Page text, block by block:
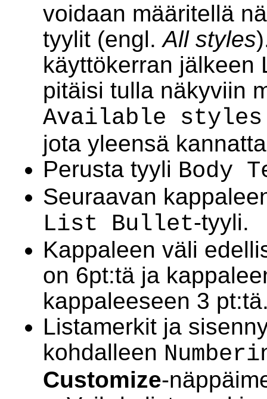
voidaan määritellä
tyylit (engl.All styles
käyttökerran jälkeen
pitäisi tulla näkyviin
Available styles
jota yleensä
Perusta tyyli Body
Seuraavan
List Bullet-tyyli.
Kappaleen väli
on 6pt:tä ja
kappaleeseen 3
Listamerkit ja
kohdalleen
Customize-